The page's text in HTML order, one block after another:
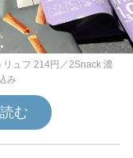
ュフ 214円／2Snack 濃
み
む